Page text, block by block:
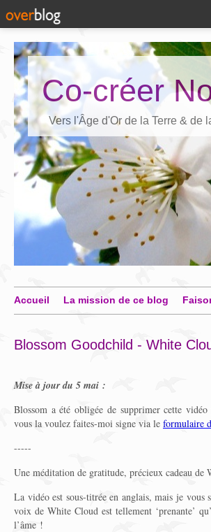
Co-créer
Vers l'Âge d'Or de la Terre & de
Accueil La mission de ce blog
Blossom Goodchild - White
Mise à jour du 5 mai :
Blossom a été obligée de supprimer cette
vous la voulez faites-moi signe via le formulaire
-----
Une méditation de gratitude, précieux cadeau
La vidéo est sous-titrée en anglais, mais je vous
voix de White Cloud est tellement ‘prenante’
l’âme !